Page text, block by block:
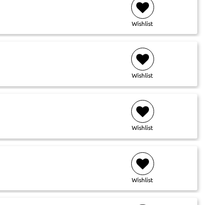
Wishlist
Wishlist
Wishlist
Wishlist